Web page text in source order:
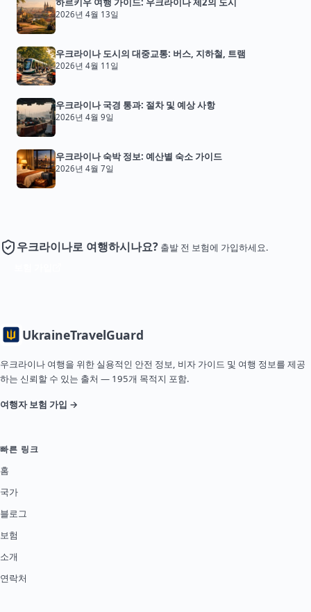
2026년 4월 13일
우크라이나 도시의 대중교통: 버스, 지하철, 트램
2026년 4월 11일
우크라이나 국경 통과: 절차 및 예상 사항
2026년 4월 9일
우크라이나 숙박 정보: 예산별 숙소 가이드
2026년 4월 7일
우크라이나로 여행하시나요? 출발 전 보험에 가입하세요.
UkraineTravelGuard
우크라이나 여행을 위한 실용적인 안전 정보, 비자 가이드 및 여행 정보를 제공
하는 신뢰할 수 있는 출처 — 195개 목적지 포함.
여행자 보험 가입 →
빠른 링크
홈
국가
블로그
보험
소개
연락처